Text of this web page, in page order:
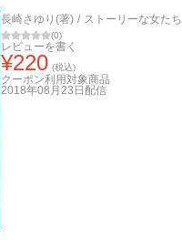
長崎さゆり(著) / ストーリーな女たち
(0)
レビューを書く
¥220 (税込)
クーポン利用対象商品
2018年08月23日 配信